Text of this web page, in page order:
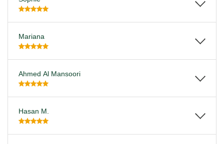
Mariana
Ahmed Al Mansoori
Hasan M.